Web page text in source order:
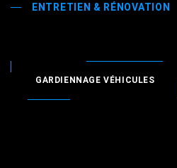
ENTRETIEN & RÉNOVATION
GARDIENNAGE VÉHICULES